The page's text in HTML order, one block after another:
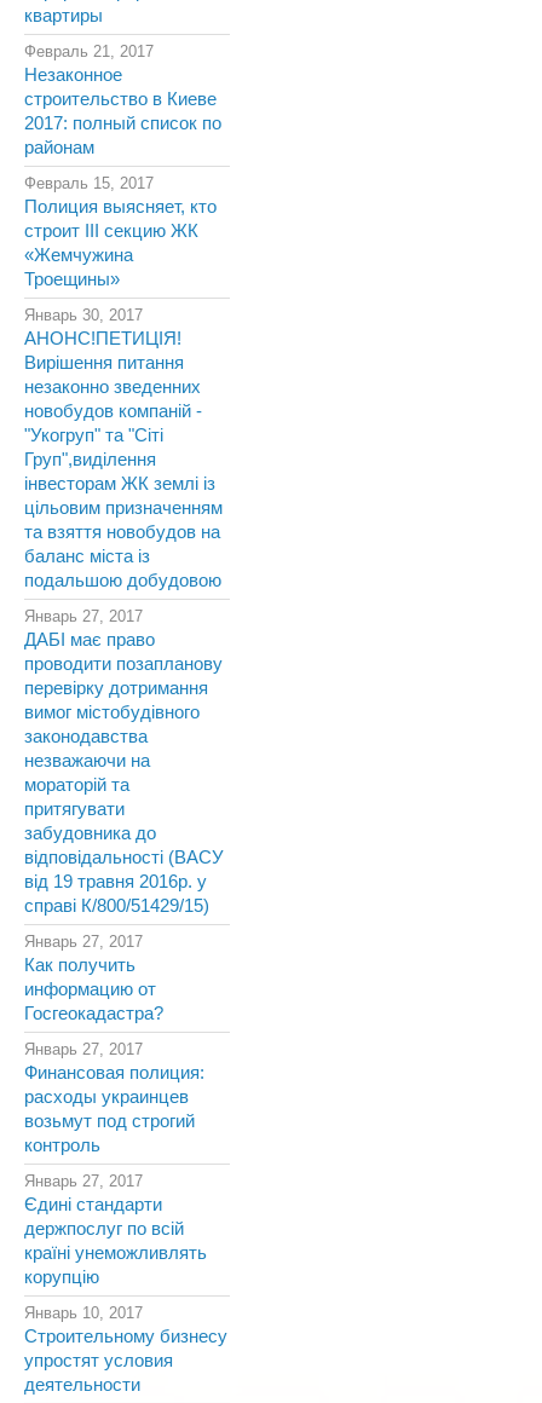
квартиры
Февраль 21, 2017
Незаконное
строительство в Киеве
2017: полный список по
районам
Февраль 15, 2017
Полиция выясняет, кто
строит III секцию ЖК
«Жемчужина
Троещины»
Январь 30, 2017
АНОНС!ПЕТИЦІЯ!
Вирішення питання
незаконно зведенних
новобудов компаній -
"Укогруп" та "Сіті
Груп",виділення
інвесторам ЖК землі із
цільовим призначенням
та взяття новобудов на
баланс міста із
подальшою добудовою
Январь 27, 2017
ДАБІ має право
проводити позапланову
перевірку дотримання
вимог містобудівного
законодавства
незважаючи на
мораторій та
притягувати
забудовника до
відповідальності (ВАСУ
від 19 травня 2016р. у
справі К/800/51429/15)
Январь 27, 2017
Как получить
информацию от
Госгеокадастра?
Январь 27, 2017
Финансовая полиция:
расходы украинцев
возьмут под строгий
контроль
Январь 27, 2017
Єдині стандарти
держпослуг по всій
країні унеможливлять
корупцію
Январь 10, 2017
Строительному бизнесу
упростят условия
деятельности